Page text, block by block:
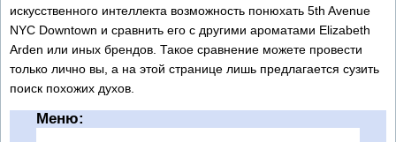
искусственного интеллекта возможность понюхать 5th Avenue
NYC Downtown и сравнить его с другими ароматами Elizabeth
Arden или иных брендов. Такое сравнение можете провести
только лично вы, а на этой странице лишь предлагается сузить
поиск похожих духов.
Меню: